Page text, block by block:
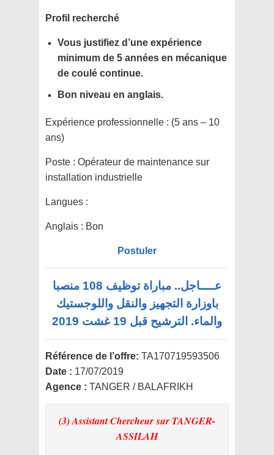
Profil recherché
Vous justifiez d’une expérience
minimum de 5 années en mécanique
de coulé continue.
Bon niveau en anglais.
Expérience professionnelle : (5 ans – 10
ans)
Poste : Opérateur de maintenance sur
installation industrielle
Langues :
Anglais : Bon
Postuler
عــــاجل.. مباراة توظيف 108 منصبا
باوزارة التجهيز والنقل واللوجستيك
والماء. الترشيح قبل 19 غشت 2019
Référence de l’offre: TA170719593506
Date : 17/07/2019
Agence : TANGER / BALAFRIKH
(3) Assistant Chercheursur TANGER-
ASSILAH